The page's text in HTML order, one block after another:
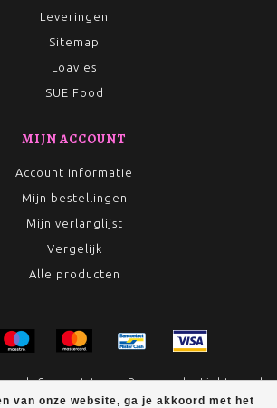
van onze website, ga je akkoord met het
Leveringen
Sitemap
Loavies
SUE Food
MIJN ACCOUNT
Account informatie
Mijn bestellingen
Mijn verlanglijst
Vergelijk
Alle producten
Conceptstore - Powered byLightspeed
- Theme by Dyvelopment